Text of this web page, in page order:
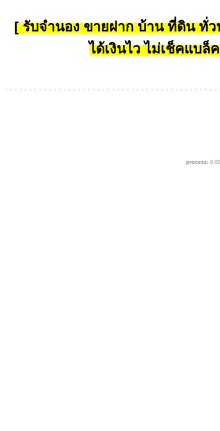
[ รับจำนอง ขายฝาก บ้าน ที่ดิน ทั่ว
ได้เงินไว ไม่เช็คแบล็
process: